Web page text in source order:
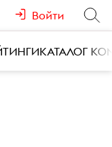
Войти
КАТАЛОГ